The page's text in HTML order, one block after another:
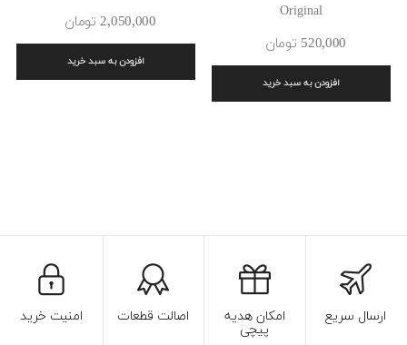
Original
520٬000 ‎تومان
افزودن به سبد خرید
2٬050٬000 ‎تومان
افزودن به سبد خرید
ارسال سریع امکان هدیه
پیچی
اصالت قطعات امنیت خرید